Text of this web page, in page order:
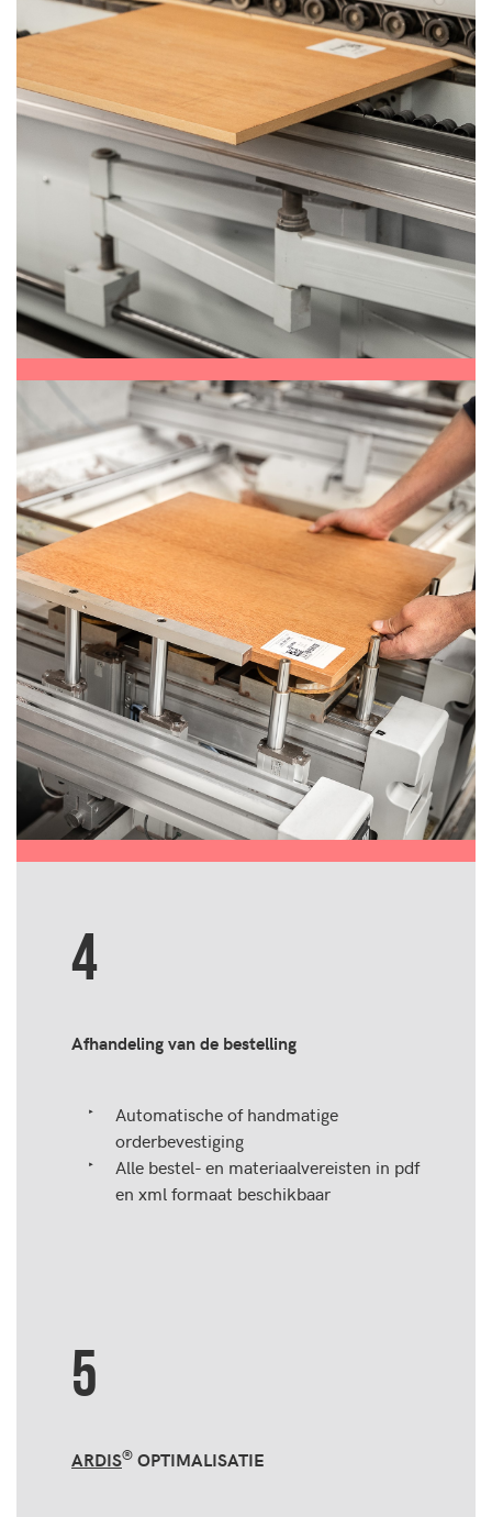
4
Afhandeling van de bestelling
Automatische of handmatige
orderbevestiging
Alle bestel- en materiaalvereisten in pdf
en xml formaat beschikbaar
5
ARDIS® OPTIMALISATIE